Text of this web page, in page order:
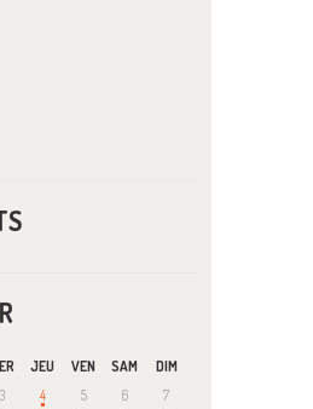
JEU VEN SAM
DIM
3 4 5 6
7